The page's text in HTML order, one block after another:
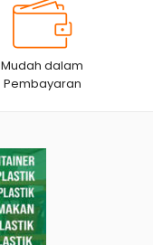
Mudah dalam
Pembayaran